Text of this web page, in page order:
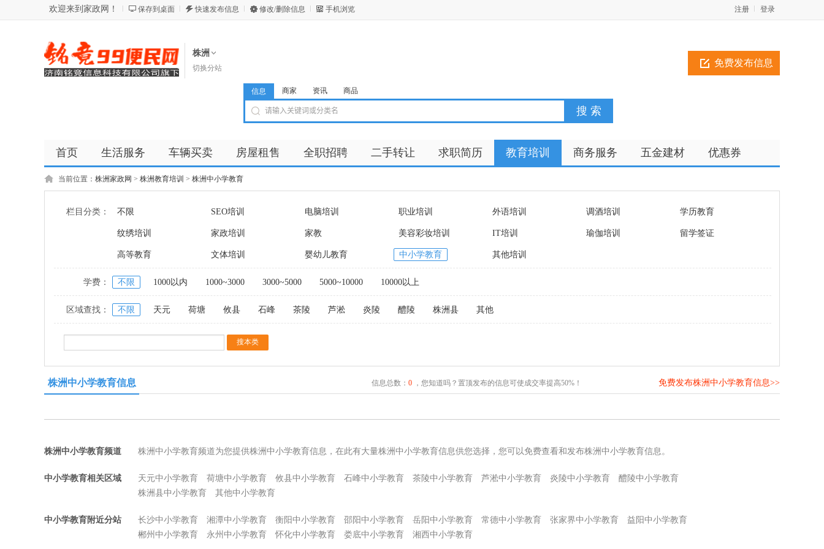
欢迎来到家政网！ 保存到桌面 快速发布信息 修改/删除信息 手机浏览 登录
注册
株洲
切换分站 免费发布信息
信息 商家 资讯 商品
首页 生活服务 车辆买卖 房屋租售 全职招聘 二手转让 求职简历 教育培训 商务服务 五金建材 优惠券
商品 店铺
当前位置： 株洲家政网 > 株洲教育培训 > 株洲中小学教育
栏目分类： 不限 SEO培训 电脑培训 职业培训 外语培训 调酒培训 学历教育
纹绣培训 家政培训 家教 美容彩妆培训 IT培训 瑜伽培训 留学签证
高等教育 文体培训 婴幼儿教育 中小学教育 其他培训
学费： 不限 1000以内 1000~3000 3000~5000 5000~10000 10000以上
区域查找： 不限 天元 荷塘 攸县 石峰 茶陵 芦淞 炎陵 醴陵 株洲县 其他
株洲中小学教育信息 信息总数： 0，您知道吗？置顶发布的信息可使成交率提高50%！ 免费发布株洲中小学教育信息>>
株洲中小学教育频道 株洲中小学教育频道为您提供株洲中小学教育信息，在此有大量株洲中小学教育信息供您选择，您可以免费查看和发布株洲中小学教育信息。
中小学教育相关区域 天元中小学教育 荷塘中小学教育 攸县中小学教育 石峰中小学教育 茶陵中小学教育 芦淞中小学教育 炎陵中小学教育
醴陵中小学教育
株洲县中小学教育
其他中小学教育
中小学教育附近分站 长沙中小学教育 湘潭中小学教育 衡阳中小学教育 邵阳中小学教育 岳阳中小学教育 常德中小学教育 张家界中小学教育
益阳中小学教育
郴州中小学教育
永州中小学教育 怀化中小学教育 娄底中小学教育 湘西中小学教育